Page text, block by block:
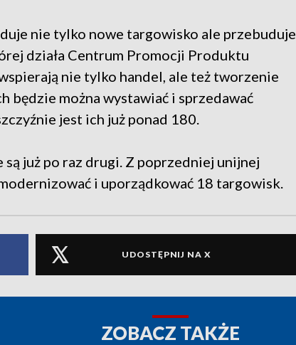
nie tylko nowe targowisko ale przebuduje
działa Centrum Promocji Produktu
nie tylko handel, ale też tworzenie
będzie można wystawiać i sprzedawać
jest ich już ponad 180.
już po raz drugi. Z poprzedniej unijnej
i uporządkować 18 targowisk.
UDOSTĘPNIJ NA X
ZOBACZ TAKŻE